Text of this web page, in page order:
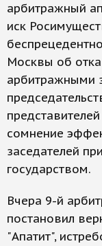
арбитражный
иск
Москвы об
арбитражными
сомнение
заседателей
государством.
Вчера 9-й
постановил
"Апатит",